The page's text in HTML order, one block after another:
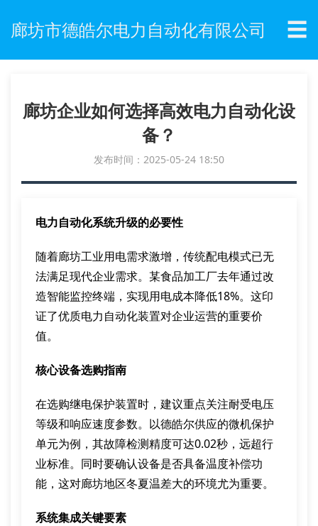
廊坊市德皓尔电力自动化有限公司 ☰
廊坊企业如何选择高效电力自动化设
备？
发布时间：2025-05-24 18:50
电力自动化系统升级的必要性
随着廊坊工业用电需求激增，传统配电模式已无
法满足现代企业需求。某食品加工厂去年通过改
造智能监控终端，实现用电成本降低18%。这印
证了优质电力自动化装置对企业运营的重要价
值。
核心设备选购指南
在选购继电保护装置时，建议重点关注耐受电压
等级和响应速度参数。以德皓尔供应的微机保护
单元为例，其故障检测精度可达0.02秒，远超行
业标准。同时要确认设备是否具备温度补偿功
能，这对廊坊地区冬夏温差大的环境尤为重要。
系统集成关键要素